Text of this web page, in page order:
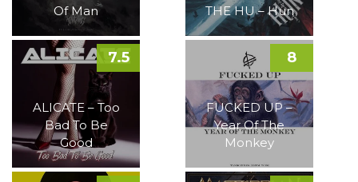
Of Man
THE HU – Hun
ALICATE – Too
Bad To Be
Good
7.5
FUCKED UP –
Year Of The
Monkey
8